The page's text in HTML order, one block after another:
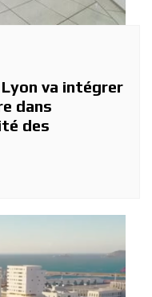
va intégrer
dans
des